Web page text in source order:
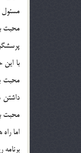
محبت
با
محبت
محبت
اما